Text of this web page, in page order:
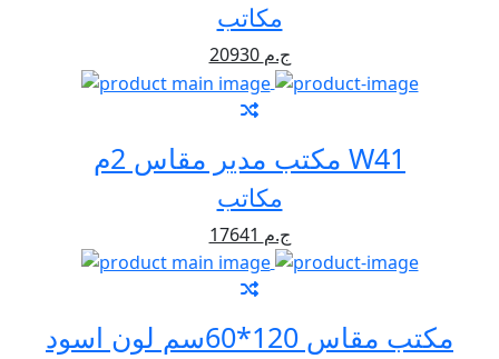
مكاتب
20930 ج.م
مكتب مدير مقاس 2م W41
مكاتب
17641 ج.م
مكتب مقاس 120*60سم لون اسود